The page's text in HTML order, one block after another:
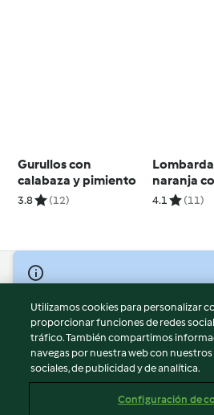
Gurullos con
calabaza y pimiento
3.8 (12)
naranja
4.1 (11)
© Copyright 2026
Términos de uso
Política de privacidad
Aviso legal
Información legal
Utilizamos cookies para personalizar
proporcionar funciones de redes
tráfico. También compartimos
navegas por nuestra web con nuestros
sociales, de publicidad y de analítica.
Configuración de